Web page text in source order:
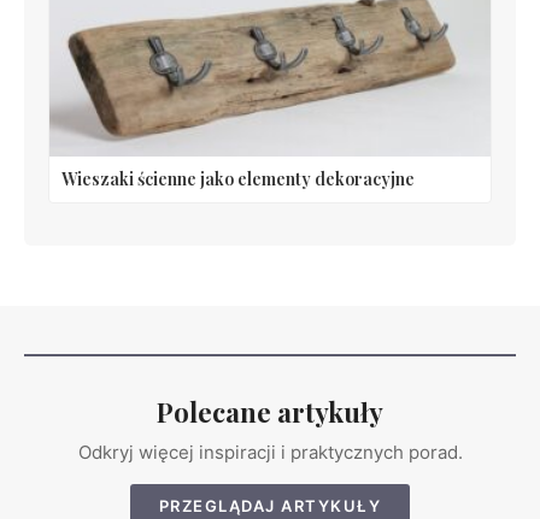
Wieszaki ścienne jako elementy dekoracyjne
Polecane artykuły
Odkryj więcej inspiracji i praktycznych porad.
PRZEGLĄDAJ ARTYKUŁY